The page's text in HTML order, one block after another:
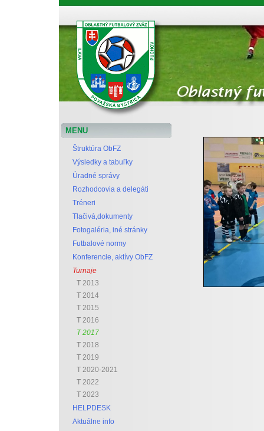
MENU
Štruktúra ObFZ
Výsledky a tabuľky
Úradné správy
Rozhodcovia a delegáti
Tréneri
Tlačivá,dokumenty
Fotogaléria, iné stránky
Futbalové normy
Konferencie, aktívy ObFZ
Turnaje
T 2013
T 2014
T 2015
T 2016
T 2017
T 2018
T 2019
T 2020-2021
T 2022
T 2023
HELPDESK
Aktuálne info